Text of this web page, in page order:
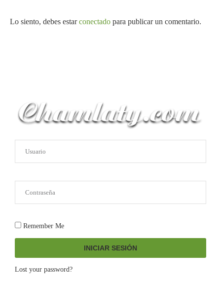
Lo siento, debes estarconectado para publicar un comentario.
Remember Me
INICIAR SESIÓN
Lost your password?